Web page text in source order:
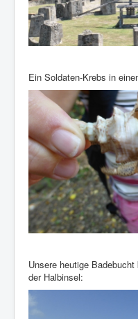
Ein Soldaten-Krebs in
Unsere heutige
der Halbinsel: